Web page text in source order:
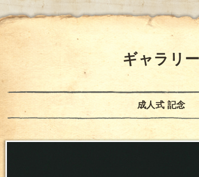
ギャラリ
成人式 記念